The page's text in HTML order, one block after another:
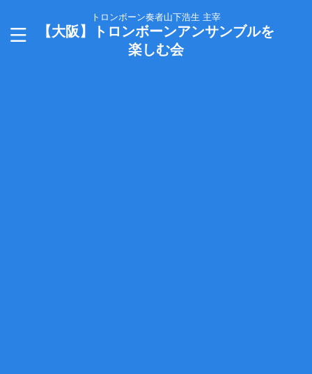
トロンボーン奏者山下浩生 主宰
【大阪】トロンボーンアンサンブルを
楽しむ会